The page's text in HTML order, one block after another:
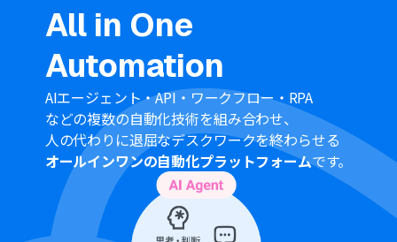
分岐はパーソナルプラン以上のプランでご利用いただけ
る機能（オペレーション）となっております。フリープラ
ンの場合は設定しているフローボットのオペレーション
はエラーとなりますので、ご注意ください。
パーソナルプランなどの有料プランは、2週間の無料トラ
イアルを行うことが可能です。無料トライアル中には制限
対象のアプリや機能（オペレーション）を使用すること
ができます。詳しくは、料金プランのページをご参照くだ
さい。
AirtableのアウトプットはJSONPathから取得可能です。
取得方法は「
『取得する値』を追加する方法
」をご参照
ください。
All in One
Automation
AIエージェント・API・ワークフロー・RPA
などの複数の自動化技術を組み合わせ、
人の代わりに退屈なデスクワークを終わらせる
オールインワンの自動化プラットフォームです。